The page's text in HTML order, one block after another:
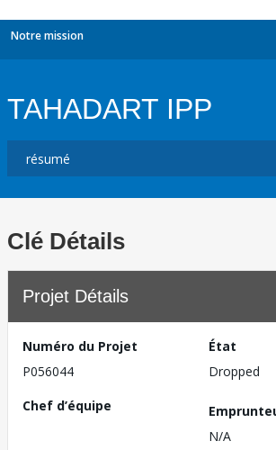
Notre mission
TAHADART IPP
Clé Détails
Projet Détails
Numéro du Projet
P056044
État
Dropped
Chef d’équipe
N/A